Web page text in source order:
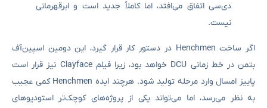
دی‌سی اتفاق می‌افتد، اما کاملاً جدید است و ابرقهرمانی
نیست.
اگر ساخت Henchmen در دستور کار قرار گیرد، این دومین اسپین‌آف
بتمن در خط زمانی DCU خواهد بود، زیرا فیلم Clayface نیز قرار است
پاییز امسال وارد مرحله تولید شود. هرچند ایده Henchmen کمی عجیب
به نظر می‌رسد، اما می‌تواند یکی از پروژه‌های کوچک‌تر استودیوهای